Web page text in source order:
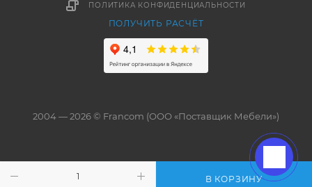
В КОРЗИНУ
ПОЛИТИКА КОНФИДЕНЦИАЛЬНОСТИ
ПОЛУЧИТЬ РАСЧЁТ
2004 — 2026 © Francom (ООО «Поставщик Мебели»)